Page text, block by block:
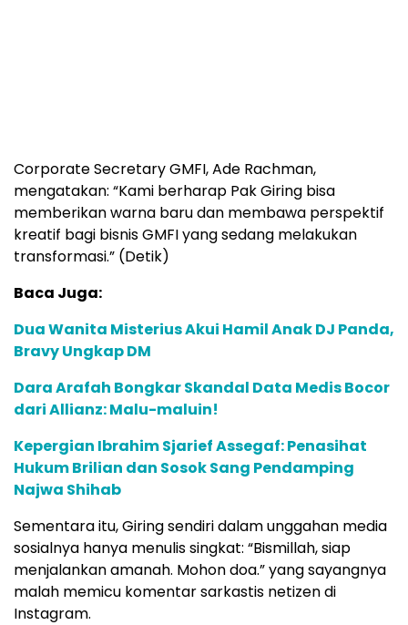
Corporate Secretary GMFI, Ade Rachman,
mengatakan: “Kami berharap Pak Giring bisa
memberikan warna baru dan membawa perspektif
kreatif bagi bisnis GMFI yang sedang melakukan
transformasi.” (Detik)
Baca Juga:
Dua Wanita Misterius Akui Hamil Anak DJ Panda,
Bravy Ungkap DM
Dara Arafah Bongkar Skandal Data Medis Bocor
dari Allianz: Malu-maluin!
Kepergian Ibrahim Sjarief Assegaf: Penasihat
Hukum Brilian dan Sosok Sang Pendamping
Najwa Shihab
Sementara itu, Giring sendiri dalam unggahan media
sosialnya hanya menulis singkat: “Bismillah, siap
menjalankan amanah. Mohon doa.” yang sayangnya
malah memicu komentar sarkastis netizen di
Instagram.